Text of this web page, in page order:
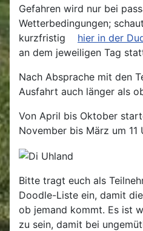
Gefahren wird nur bei
Wetterbedingungen;
kurzfristig
hier in der
an dem jeweiligen Tag
Nach Absprache mit den
Ausfahrt auch länger als
Von April bis Oktober
November bis März um 11
Bitte tragt euch als
Doodle-Liste ein, damit
ob jemand kommt. Es ist
zu sein, damit bei